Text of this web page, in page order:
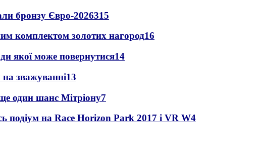
бронзу Євро-2026315
комплектом золотих нагород16
якої може повернутися14
зважуванні13
один шанс Мітріону7
подіум на Race Horizon Park 2017 і VR W4